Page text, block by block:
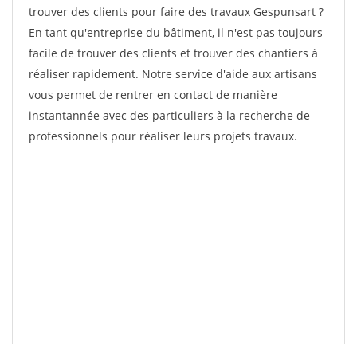
trouver des clients pour faire des travaux Gespunsart ?
En tant qu'entreprise du bâtiment, il n'est pas toujours
facile de trouver des clients et trouver des chantiers à
réaliser rapidement. Notre service d'aide aux artisans
vous permet de rentrer en contact de manière
instantannée avec des particuliers à la recherche de
professionnels pour réaliser leurs projets travaux.